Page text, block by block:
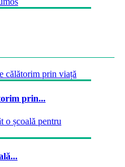
prin...